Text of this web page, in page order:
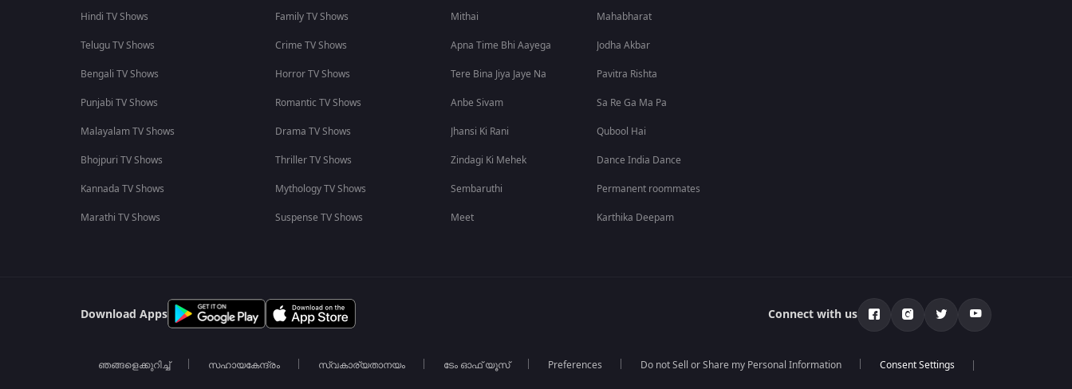
Hindi TV Shows
Telugu TV Shows
Bengali TV Shows
Punjabi TV Shows
Malayalam TV Shows
Bhojpuri TV Shows
Kannada TV Shows
Marathi TV Shows
Family TV Shows
Crime TV Shows
Horror TV Shows
Romantic TV Shows
Drama TV Shows
Thriller TV Shows
Mythology TV Shows
Suspense TV Shows
Mithai
Apna Time Bhi Aayega
Tere Bina Jiya Jaye Na
Anbe Sivam
Jhansi Ki Rani
Zindagi Ki Mehek
Sembaruthi
Meet
Mahabharat
Jodha Akbar
Pavitra Rishta
Sa Re Ga Ma Pa
Qubool Hai
Dance India Dance
Permanent roommates
Karthika Deepam
Download Apps Connect with us
ഞങ്ങളെക്കുറിച്ച് സഹായകേന്ദ്രം സ്വകാര്യതാനയം ടേം ഓഫ് യൂസ് Preferences Do not Sell or Share my Personal Information